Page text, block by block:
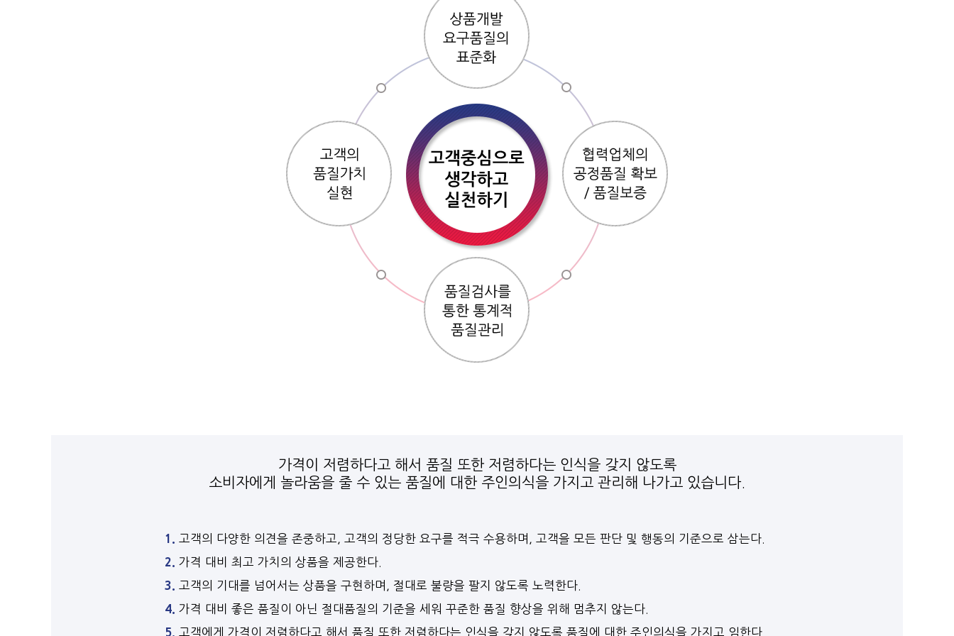
가격이 저렴하다고 해서 품질 또한 저렴하다는 인식을 갖지 않도록
소비자에게 놀라움을 줄 수 있는 품질에 대한 주인의식을 가지고 관리해 나가고 있습니다.
1. 고객의 다양한 의견을 존중하고, 고객의 정당한 요구를 적극 수용하며, 고객을 모든 판단 및 행동의 기준으로 삼는다.
2. 가격 대비 최고 가치의 상품을 제공한다.
3. 고객의 기대를 넘어서는 상품을 구현하며, 절대로 불량을 팔지 않도록 노력한다.
4. 가격 대비 좋은 품질이 아닌 절대품질의 기준을 세워 꾸준한 품질 향상을 위해 멈추지 않는다.
5. 고객에게 가격이 저렴하다고 해서 품질 또한 저렴하다는 인식을 갖지 않도록 품질에 대한 주인의식을 가지고 임한다.